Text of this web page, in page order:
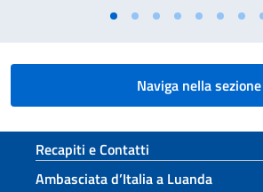
Naviga nella sezione
Sezione footer
Recapiti e Contatti
Ambasciata d’Italia a Luanda